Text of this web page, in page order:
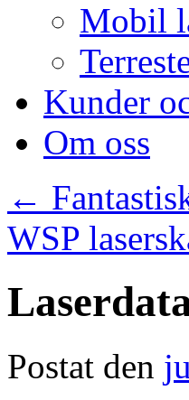
Mobil
Kunder
Om oss
←
WSP
Postat den